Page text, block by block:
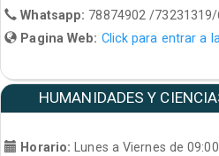
Whatsapp: 78874902 /
Pagina Web: Click para entrar a
HUMANIDADES Y
Horario: Lunes a Viernes de